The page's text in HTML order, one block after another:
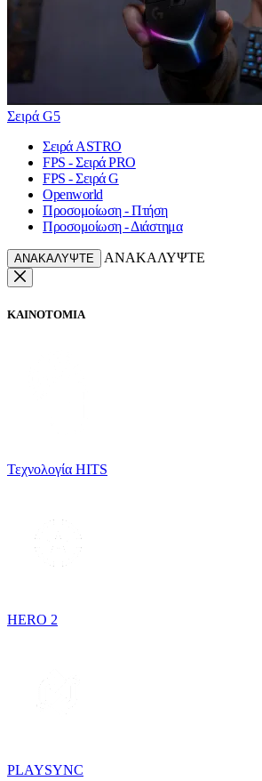
Σειρά G5
Σειρά ASTRO
FPS - Σειρά PRO
FPS - Σειρά G
Openworld
Προσομοίωση - Πτήση
Προσομοίωση - Διάστημα
ΑΝΑΚΑΛΥΨΤΕ ΑΝΑΚΑΛΥΨΤΕ
ΚΑΙΝΟΤΟΜΙΑ
Τεχνολογία HITS
HERO 2
PLAYSYNC